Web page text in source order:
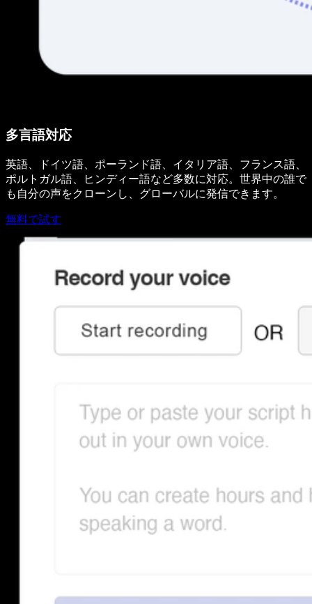
多言語対応
英語、ドイツ語、ポーランド語、イタリア語、フランス語、
ポルトガル語、ヒンディー語など多数に対応。世界中の誰で
も自分の声をクローンし、グローバルに発信できます。
無料で試す